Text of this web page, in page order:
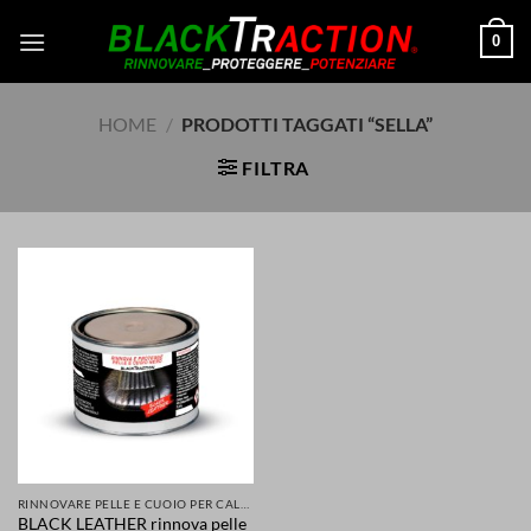
0
HOME / PRODOTTI TAGGATI “SELLA”
FILTRA
BLACK LEATHER rinnova pelle